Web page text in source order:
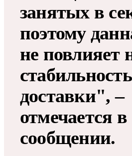
занятых в
поэтому
не повлияет
доставки", –
отмечается в
сообщении.